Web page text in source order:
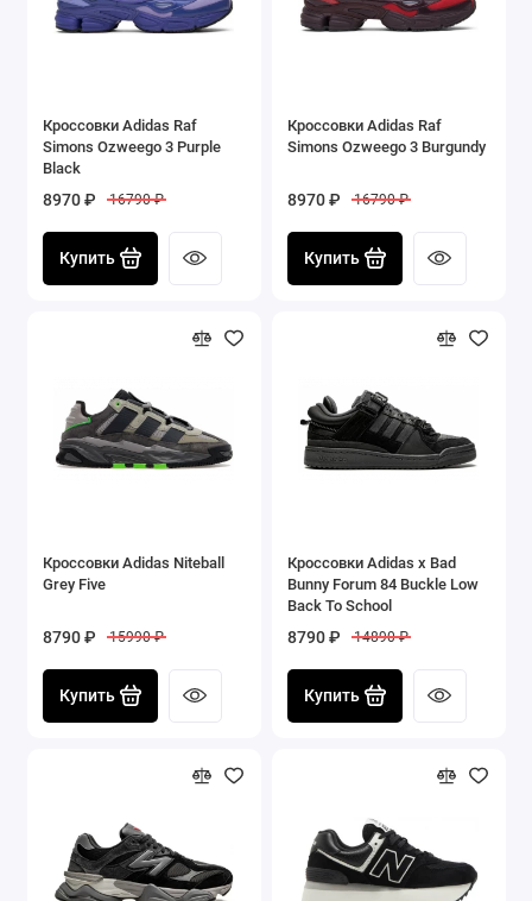
Кроссовки Adidas Raf
Simons Ozweego 3 Purple
Black
8970 ₽ 16790 ₽
Купить
Кроссовки Adidas Raf
Simons Ozweego 3 Burgundy
8970 ₽ 16790 ₽
Купить
Кроссовки Adidas Niteball
Grey Five
8790 ₽ 15990 ₽
Купить
Кроссовки Adidas x Bad
Bunny Forum 84 Buckle Low
Back To School
8790 ₽ 14890 ₽
Купить